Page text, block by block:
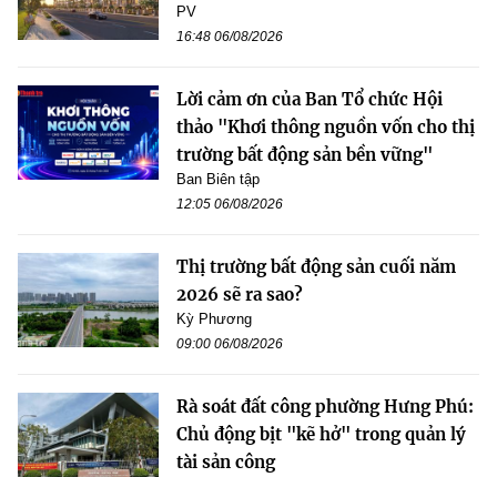
PV
16:48 06/08/2026
Lời cảm ơn của Ban Tổ chức Hội
thảo "Khơi thông nguồn vốn cho thị
trường bất động sản bền vững"
Ban Biên tập
12:05 06/08/2026
Thị trường bất động sản cuối năm
2026 sẽ ra sao?
Kỳ Phương
09:00 06/08/2026
Rà soát đất công phường Hưng Phú:
Chủ động bịt "kẽ hở" trong quản lý
tài sản công